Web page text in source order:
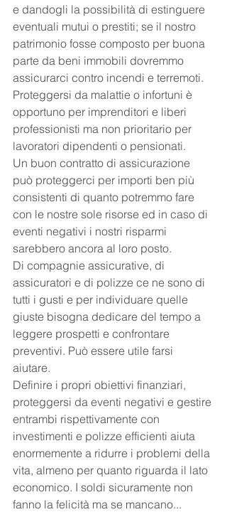
e dandogli la possibilità di estinguere
eventuali mutui o prestiti; se il nostro
patrimonio fosse composto per buona
parte da beni immobili dovremmo
assicurarci contro incendi e terremoti.
Proteggersi da malattie o infortuni è
opportuno per imprenditori e liberi
professionisti ma non prioritario per
lavoratori dipendenti o pensionati.
Un buon contratto di assicurazione
può proteggerci per importi ben più
consistenti di quanto potremmo fare
con le nostre sole risorse ed in caso di
eventi negativi i nostri risparmi
sarebbero ancora al loro posto.
Di compagnie assicurative, di
assicuratori e di polizze ce ne sono di
tutti i gusti e per individuare quelle
giuste bisogna dedicare del tempo a
leggere prospetti e confrontare
preventivi. Può essere utile farsi
aiutare.
Definire i propri obiettivi finanziari,
proteggersi da eventi negativi e gestire
entrambi rispettivamente con
investimenti e polizze efficienti aiuta
enormemente a ridurre i problemi della
vita, almeno per quanto riguarda il lato
economico. I soldi sicuramente non
fanno la felicità ma se mancano...